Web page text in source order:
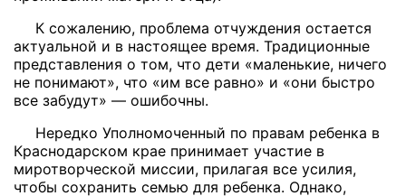
К сожалению, проблема отчуждения остается
актуальной и в настоящее время. Традиционные
представления о том, что дети «маленькие, ничего
не понимают», что «им все равно» и «они быстро
все забудут» — ошибочны.
Нередко Уполномоченный по правам ребенка в
Краснодарском крае принимает участие в
миротворческой миссии, прилагая все усилия,
чтобы сохранить семью для ребенка. Однако,